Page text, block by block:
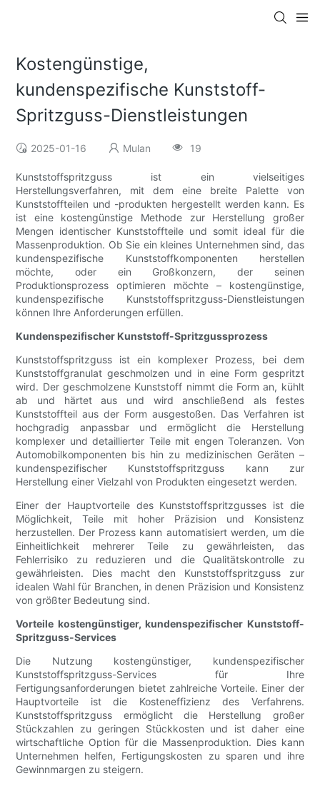
Kostengünstige,
kundenspezifische Kunststoff-
Spritzguss-Dienstleistungen
2025-01-16 Mulan 19
Kunststoffspritzguss ist ein vielseitiges
Herstellungsverfahren, mit dem eine breite Palette von
Kunststoffteilen und -produkten hergestellt werden kann. Es
ist eine kostengünstige Methode zur Herstellung großer
Mengen identischer Kunststoffteile und somit ideal für die
Massenproduktion. Ob Sie ein kleines Unternehmen sind, das
kundenspezifische Kunststoffkomponenten herstellen
möchte, oder ein Großkonzern, der seinen
Produktionsprozess optimieren möchte – kostengünstige,
kundenspezifische Kunststoffspritzguss-Dienstleistungen
können Ihre Anforderungen erfüllen.
Kundenspezifischer Kunststoff-Spritzgussprozess
Kunststoffspritzguss ist ein komplexer Prozess, bei dem
Kunststoffgranulat geschmolzen und in eine Form gespritzt
wird. Der geschmolzene Kunststoff nimmt die Form an, kühlt
ab und härtet aus und wird anschließend als festes
Kunststoffteil aus der Form ausgestoßen. Das Verfahren ist
hochgradig anpassbar und ermöglicht die Herstellung
komplexer und detaillierter Teile mit engen Toleranzen. Von
Automobilkomponenten bis hin zu medizinischen Geräten –
kundenspezifischer Kunststoffspritzguss kann zur
Herstellung einer Vielzahl von Produkten eingesetzt werden.
Einer der Hauptvorteile des Kunststoffspritzgusses ist die
Möglichkeit, Teile mit hoher Präzision und Konsistenz
herzustellen. Der Prozess kann automatisiert werden, um die
Einheitlichkeit mehrerer Teile zu gewährleisten, das
Fehlerrisiko zu reduzieren und die Qualitätskontrolle zu
gewährleisten. Dies macht den Kunststoffspritzguss zur
idealen Wahl für Branchen, in denen Präzision und Konsistenz
von größter Bedeutung sind.
Vorteile kostengünstiger, kundenspezifischer Kunststoff-
Spritzguss-Services
Die Nutzung kostengünstiger, kundenspezifischer
Kunststoffspritzguss-Services für Ihre
Fertigungsanforderungen bietet zahlreiche Vorteile. Einer der
Hauptvorteile ist die Kosteneffizienz des Verfahrens.
Kunststoffspritzguss ermöglicht die Herstellung großer
Stückzahlen zu geringen Stückkosten und ist daher eine
wirtschaftliche Option für die Massenproduktion. Dies kann
Unternehmen helfen, Fertigungskosten zu sparen und ihre
Gewinnmargen zu steigern.